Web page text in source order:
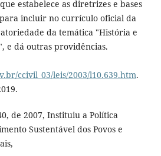
estabelece as diretrizes e bases
incluir no currículo oficial da
da temática "História e
e dá outras providências.
ccivil_03/leis/2003/l10.639.htm.
de 2007, Instituiu a Política
Sustentável dos Povos e